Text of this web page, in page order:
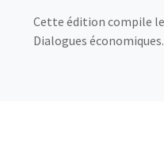
Cette édition compile
Dialogues économiques.